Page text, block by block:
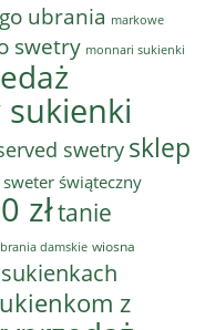
ubrania markowe
swetry monnari sukienki
sukienki
swetry sklep
sweter świąteczny
złtanie
damskie wiosna
z